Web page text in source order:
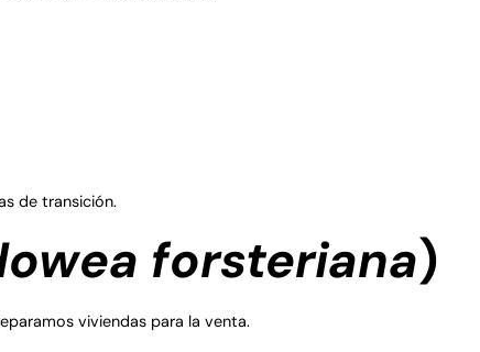
de transición.
forsteriana)
viviendas para la venta.